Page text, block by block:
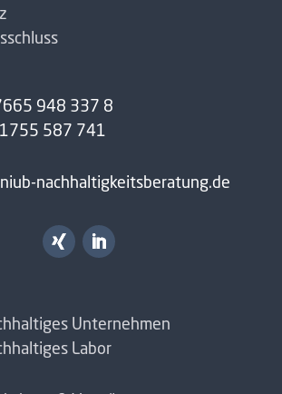
948 337 8
587 741
nachhaltigkeitsberatung.de
Unternehmen
Labor